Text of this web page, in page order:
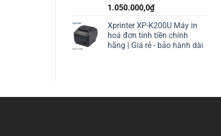
1.050.000,0₫
Xprinter XP-K200U Máy in
hoá đơn tính tiền chính
hãng | Giá rẻ - bảo hành dài